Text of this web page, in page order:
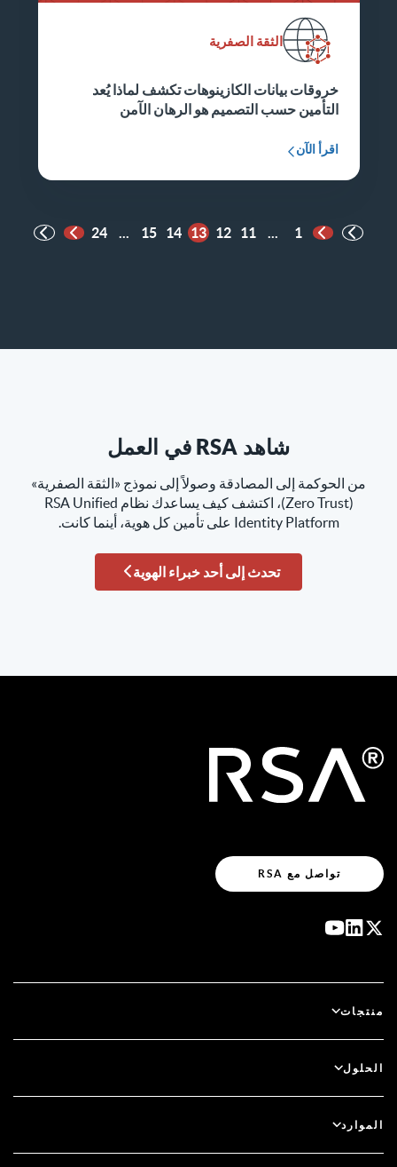
الثقة الصفرية
خروقات بيانات الكازينوهات تكشف لماذا يُعد
التأمين حسب التصميم هو الرهان الآمن
اقرأ الآن
الصفحة السابقة
1
...
11
12
13
14
15
...
24
الصفحة
شاهد RSA في العمل
من الحوكمة إلى المصادقة وصولاً إلى نموذج «الثقة الصفرية»
(Zero Trust)، اكتشف كيف يساعدك نظام RSA Unified
Identity Platform على تأمين كل هوية، أينما كانت.
تحدث إلى أحد خبراء الهوية
تواصل مع RSA
منتجات
سكيور آي دي (SecurID)
الحلول
المصادقة متعددة العوامل
الموارد